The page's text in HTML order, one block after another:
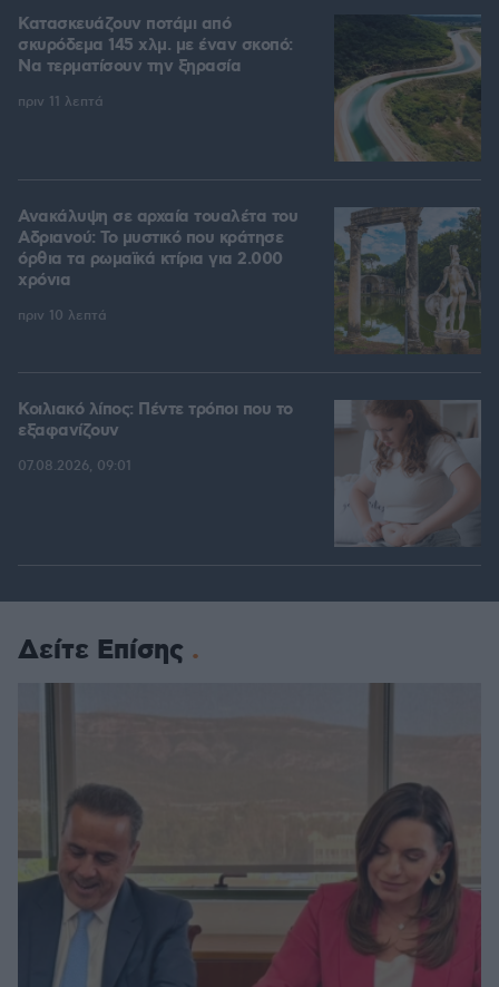
Κατασκευάζουν ποτάμι από
σκυρόδεμα 145 χλμ. με έναν σκοπό:
Να τερματίσουν την ξηρασία
πριν 11 λεπτά
Ανακάλυψη σε αρχαία τουαλέτα του
Αδριανού: Το μυστικό που κράτησε
όρθια τα ρωμαϊκά κτίρια για 2.000
χρόνια
πριν 10 λεπτά
Κοιλιακό λίπος: Πέντε τρόποι που το
εξαφανίζουν
07.08.2026, 09:01
Δείτε Επίσης